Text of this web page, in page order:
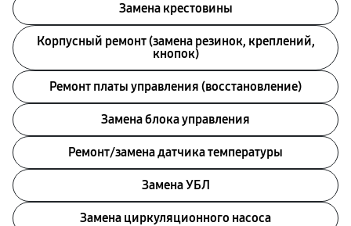
Замена крестовины
Корпусный ремонт (замена резинок, креплений,
кнопок)
Ремонт платы управления (восстановление)
Замена блока управления
Ремонт/замена датчика температуры
Замена УБЛ
Замена циркуляционного насоса